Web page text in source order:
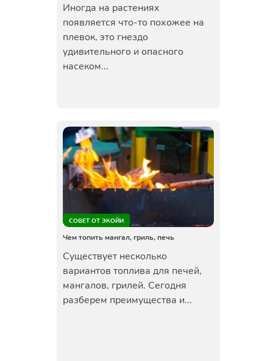
Иногда на растениях
появляется что-то похожее на
плевок, это гнездо
удивительного и опасного
насеком...
СОВЕТ ОТ ЭКОЙИ
Чем топить мангал, гриль, печь
Существует несколько
вариантов топлива для печей,
мангалов, грилей. Сегодня
разберем преимущества и...